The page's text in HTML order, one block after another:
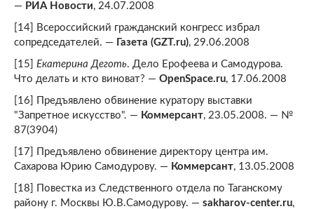
— РИА Новости, 24.07.2008
[14] Всероссийский гражданский конгресс избрал
сопредседателей. — Газета (GZT.ru), 29.06.2008
[15] Екатерина Деготь. Дело Ерофеева и Самодурова.
Что делать и кто виноват? — OpenSpace.ru, 17.06.2008
[16] Предъявлено обвинение куратору выставки
"Запретное искусство". — Коммерсант, 23.05.2008. — №
87(3904)
[17] Предъявлено обвинение директору центра им.
Сахарова Юрию Самодурову. — Коммерсант, 13.05.2008
[18] Повестка из Следственного отдела по Таганскому
району г. Москвы Ю.В.Самодурову. — sakharov-center.ru,